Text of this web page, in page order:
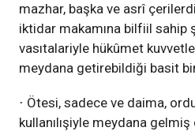
mazhar, başka ve asrî
iktidar makamına bilfiil sahip
vasıtalariyle hükûmet
meydana getirebildiği basit
· Ötesi, sadece ve daima,
kullanılışiyle meydana